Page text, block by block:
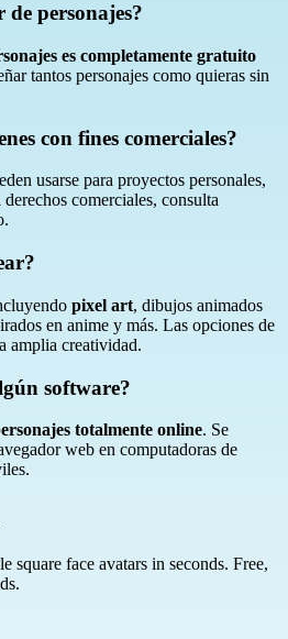
de personajes?
es completamente gratuito
tantos personajes como quieras sin
con fines comerciales?
usarse para proyectos personales,
comerciales, consulta
pixel art, dibujos animados
en anime y más. Las opciones de
amplia creatividad.
software?
totalmente online. Se
web en computadoras de
square face avatars in seconds. Free,